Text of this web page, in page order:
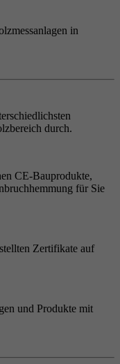
in
durch.
CE-Bauprodukte,
für Sie
Zertifikate auf
und Produkte mit